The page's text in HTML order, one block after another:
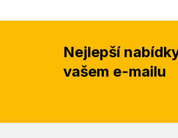
Nejlepší
vašem e-mailu